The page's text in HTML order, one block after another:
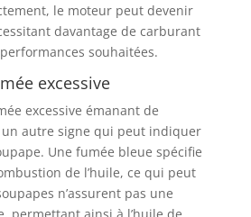
le moteur peut devenir
davantage de carburant
souhaitées.
excessive
excessive émanant de
un autre signe qui peut indiquer
Une fumée bleue spécifie
de l’huile, ce qui peut
n’assurent pas une